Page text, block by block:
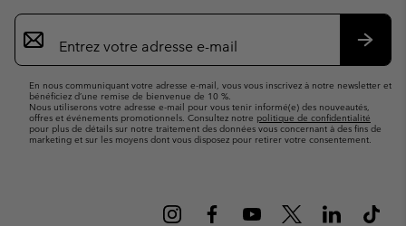
Inscription
par
e-
En nous communiquant votre adresse e-mail, vous vous inscrivez à notre newsletter et
bénéficiez d’une remise de bienvenue de 10 %.
Nous utiliserons votre adresse e-mail pour vous tenir informé(e) des nouveautés,
offres et événements promotionnels. Consultez notre politique de confidentialité
pour plus de détails sur notre traitement des données vous concernant à des fins de
marketing et sur les moyens dont vous disposez pour retirer votre consentement.